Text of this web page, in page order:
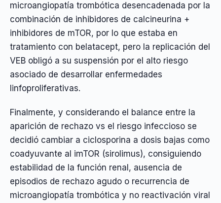
microangiopatía trombótica desencadenada por la
combinación de inhibidores de calcineurina +
inhibidores de mTOR, por lo que estaba en
tratamiento con belatacept, pero la replicación del
VEB obligó a su suspensión por el alto riesgo
asociado de desarrollar enfermedades
linfoproliferativas.
Finalmente, y considerando el balance entre la
aparición de rechazo vs el riesgo infeccioso se
decidió cambiar a ciclosporina a dosis bajas como
coadyuvante al imTOR (sirolimus), consiguiendo
estabilidad de la función renal, ausencia de
episodios de rechazo agudo o recurrencia de
microangiopatía trombótica y no reactivación viral